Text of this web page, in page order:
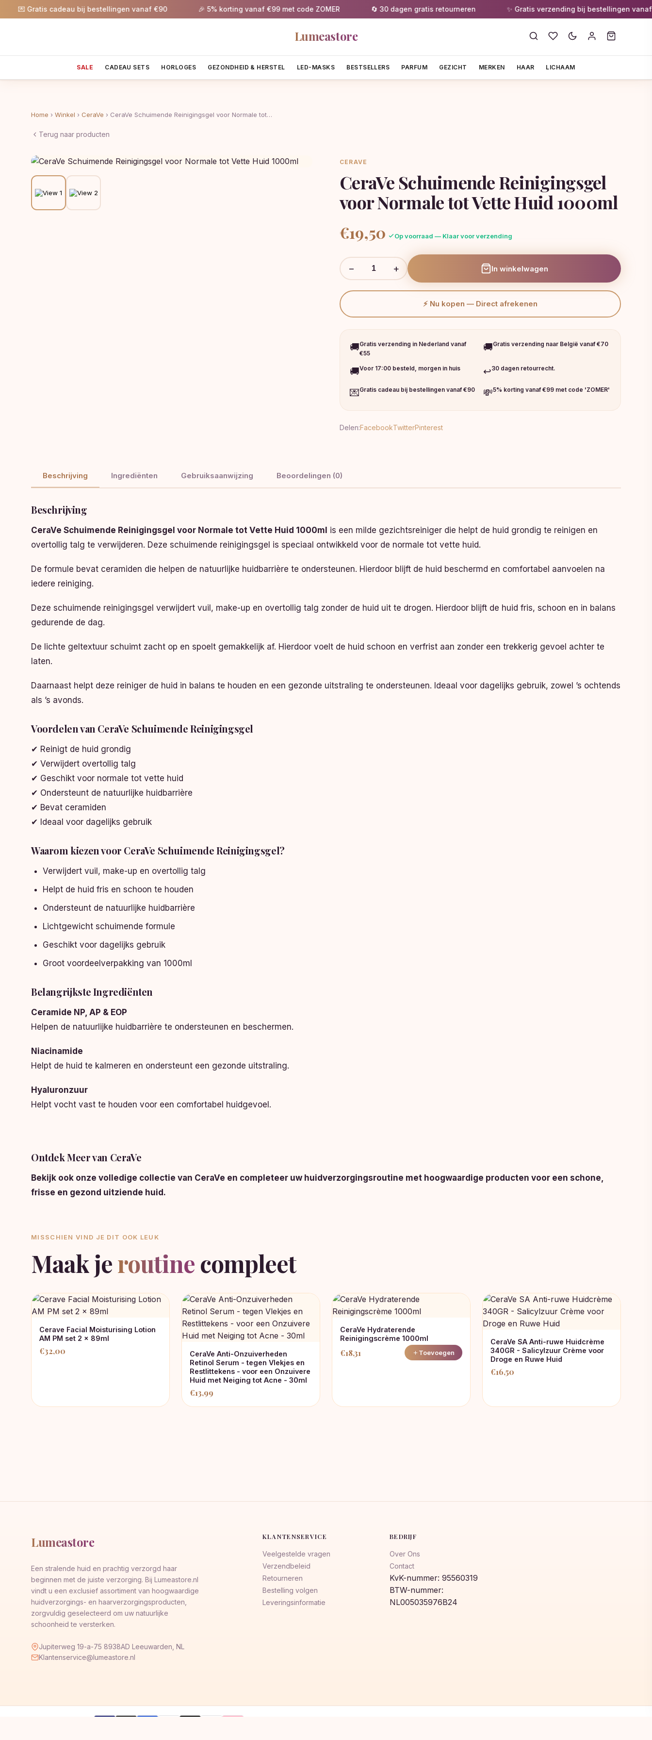
Gratis cadeau bij bestellingen vanaf €90 🎉 5% korting vanaf €99 met code ZOMER 🔄 30 dagen gratis retourneren ✨ Gratis verzending bij bestellingen vanaf €55
Lumeastore
SALE CADEAU SETS HORLOGES GEZONDHEID & HERSTEL LED-MASKS BESTSELLERS PARFUM GEZICHT MERKEN HAAR LICHAAM
Home › Winkel › CeraVe › CeraVe Schuimende Reinigingsgel voor Normale tot…
Terug naar producten
CERAVE
CeraVe Schuimende Reinigingsgel
voor Normale tot Vette Huid 1000ml
€19,50 Op voorraad — Klaar voor verzending
− + In winkelwagen
⚡ Nu kopen — Direct afrekenen
🚚Gratis verzending in Nederland vanaf
€55
🚚Gratis verzending naar België vanaf €70
🚚Voor 17:00 besteld, morgen in huis ↩️30 dagen retourrecht.
💌Gratis cadeau bij bestellingen vanaf €90 💸5% korting vanaf €99 met code 'ZOMER'
Delen:FacebookTwitterPinterest
Beschrijving Ingrediënten Gebruiksaanwijzing Beoordelingen (0)
Beschrijving
CeraVe Schuimende Reinigingsgel voor Normale tot Vette Huid 1000ml is een milde gezichtsreiniger die helpt de huid grondig te reinigen en
overtollig talg te verwijderen. Deze schuimende reinigingsgel is speciaal ontwikkeld voor de normale tot vette huid.
De formule bevat ceramiden die helpen de natuurlijke huidbarrière te ondersteunen. Hierdoor blijft de huid beschermd en comfortabel aanvoelen na
iedere reiniging.
Deze schuimende reinigingsgel verwijdert vuil, make-up en overtollig talg zonder de huid uit te drogen. Hierdoor blijft de huid fris, schoon en in balans
gedurende de dag.
De lichte geltextuur schuimt zacht op en spoelt gemakkelijk af. Hierdoor voelt de huid schoon en verfrist aan zonder een trekkerig gevoel achter te
laten.
Daarnaast helpt deze reiniger de huid in balans te houden en een gezonde uitstraling te ondersteunen. Ideaal voor dagelijks gebruik, zowel ’s ochtends
als ’s avonds.
Voordelen van CeraVe Schuimende Reinigingsgel
✔ Reinigt de huid grondig
✔ Verwijdert overtollig talg
✔ Geschikt voor normale tot vette huid
✔ Ondersteunt de natuurlijke huidbarrière
✔ Bevat ceramiden
✔ Ideaal voor dagelijks gebruik
Waarom kiezen voor CeraVe Schuimende Reinigingsgel?
Verwijdert vuil, make-up en overtollig talg
Helpt de huid fris en schoon te houden
Ondersteunt de natuurlijke huidbarrière
Lichtgewicht schuimende formule
Geschikt voor dagelijks gebruik
Groot voordeelverpakking van 1000ml
Belangrijkste Ingrediënten
Ceramide NP, AP & EOP
Helpen de natuurlijke huidbarrière te ondersteunen en beschermen.
Niacinamide
Helpt de huid te kalmeren en ondersteunt een gezonde uitstraling.
Hyaluronzuur
Helpt vocht vast te houden voor een comfortabel huidgevoel.
Ontdek Meer van CeraVe
Bekijk ook onze volledige collectie van CeraVe en completeer uw huidverzorgingsroutine met hoogwaardige producten voor een schone,
frisse en gezond uitziende huid.
MISSCHIEN VIND JE DIT OOK LEUK
Maak jeroutine compleet
Cerave Facial Moisturising Lotion
AM PM set 2 x 89ml
€32,00
CeraVe Anti-Onzuiverheden
Retinol Serum - tegen Vlekjes en
Restlittekens - voor een Onzuivere
Huid met Neiging tot Acne - 30ml
€13,99
CeraVe Hydraterende
Reinigingscrème 1000ml
€18,31 Toevoegen
CeraVe SA Anti-ruwe Huidcrème
340GR - Salicylzuur Crème voor
Droge en Ruwe Huid
€16,50
Lumeastore
Een stralende huid en prachtig verzorgd haar
beginnen met de juiste verzorging. Bij Lumeastore.nl
vindt u een exclusief assortiment van hoogwaardige
huidverzorgings- en haarverzorgingsproducten,
zorgvuldig geselecteerd om uw natuurlijke
schoonheid te versterken.
Jupiterweg 19-a-75 8938AD Leeuwarden, NL
Klantenservice@lumeastore.nl
KLANTENSERVICE
Veelgestelde vragen
Verzendbeleid
Retourneren
Bestelling volgen
Leveringsinformatie
BEDRIJF
Over Ons
Contact
KvK-nummer: 95560319
BTW-nummer:
NL005035976B24